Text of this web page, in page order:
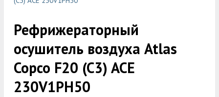
Рефрижераторный
осушитель воздуха Atlas
Copco F20 (C3) ACE
230V1PH50